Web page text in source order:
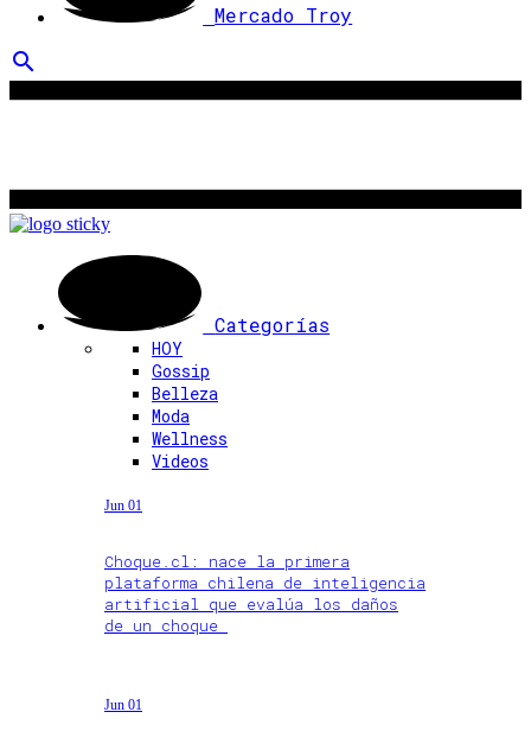
Mercado Troy
search
Categorías
HOY
Gossip
Belleza
Moda
Wellness
Videos
Jun 01
Choque.cl: nace la primera
plataforma chilena de inteligencia
artificial que evalúa los daños
de un choque
Jun 01